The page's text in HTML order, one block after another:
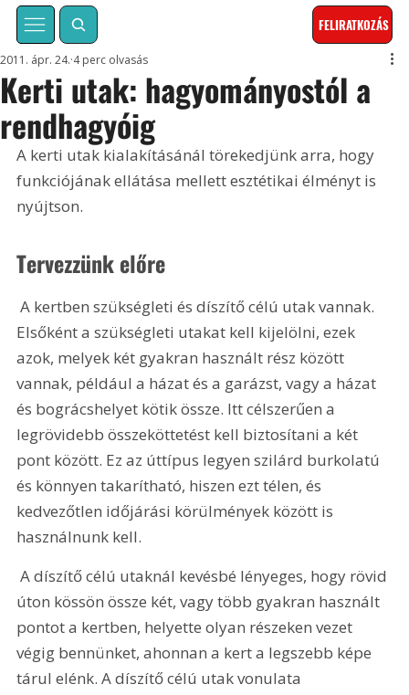
FELIRATKOZÁS
Kerti utak: hagyományostól a
rendhagyóig
2011. ápr. 24. 4 perc olvasás
A kerti utak kialakításánál törekedjünk arra, hogy
funkciójának ellátása mellett esztétikai élményt is
nyújtson.
Tervezzünk előre
A kertben szükségleti és díszítő célú utak vannak.
Elsőként a szükségleti utakat kell kijelölni, ezek
azok, melyek két gyakran használt rész között
vannak, például a házat és a garázst, vagy a házat
és bográcshelyet kötik össze. Itt célszerűen a
legrövidebb összeköttetést kell biztosítani a két
pont között. Ez az úttípus legyen szilárd burkolatú
és könnyen takarítható, hiszen ezt télen, és
kedvezőtlen időjárási körülmények között is
használnunk kell.
A díszítő célú utaknál kevésbé lényeges, hogy rövid
úton kössön össze két, vagy több gyakran használt
pontot a kertben, helyette olyan részeken vezet
végig bennünket, ahonnan a kert a legszebb képe
tárul elénk. A díszítő célú utak vonulata